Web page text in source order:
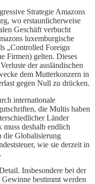
Strategie Amazons
wo erstaunlicherweise
Geschäft verbucht
luxemburgische
„Controlled Foreign
Firmen) gelten. Dieses
der ausländischen
dem Mutterkonzern in
gegen Null zu drücken.
internationale
die Multis haben
Länder
muss deshalb endlich
die Globalisierung
wie sie derzeit in
Insbesondere bei der
bestimmt werden